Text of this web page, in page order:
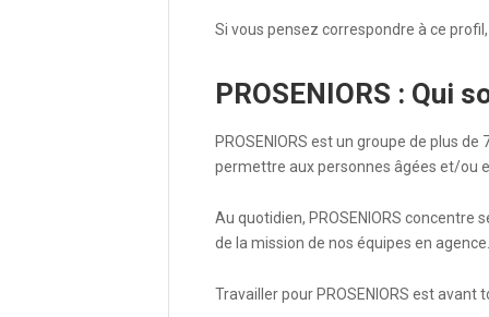
Si vous pensez correspondre à ce
PROSENIORS : Qui
PROSENIORS est un groupe de plus
permettre aux personnes âgées et/ou
Au quotidien, PROSENIORS
de la mission de nos équipes en
Travailler pour PROSENIORS est